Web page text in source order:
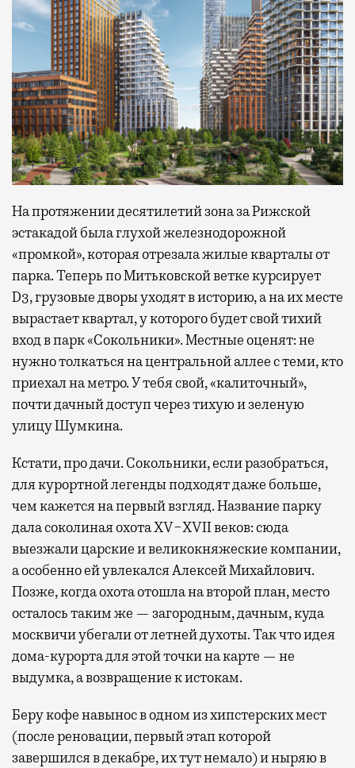
На протяжении десятилетий зона за Рижской
эстакадой была глухой железнодорожной
«промкой», которая отрезала жилые кварталы от
парка. Теперь по Митьковской ветке курсирует
D3, грузовые дворы уходят в историю, а на их месте
вырастает квартал, у которого будет свой тихий
вход в парк «Сокольники». Местные оценят: не
нужно толкаться на центральной аллее с теми, кто
приехал на метро. У тебя свой, «калиточный»,
почти дачный доступ через тихую и зеленую
улицу Шумкина.
Кстати, про дачи. Сокольники, если разобраться,
для курортной легенды подходят даже больше,
чем кажется на первый взгляд. Название парку
дала соколиная охота XV−XVII веков: сюда
выезжали царские и великокняжеские компании,
а особенно ей увлекался Алексей Михайлович.
Позже, когда охота отошла на второй план, место
осталось таким же — загородным, дачным, куда
москвичи убегали от летней духоты. Так что идея
дома-курорта для этой точки на карте — не
выдумка, а возвращение к истокам.
Беру кофе навынос в одном из хипстерских мест
(после реновации, первый этап которой
завершился в декабре, их тут немало) и ныряю в